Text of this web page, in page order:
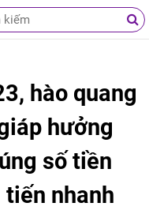
hào quang
hưởng
số tiền
nhanh